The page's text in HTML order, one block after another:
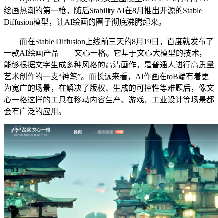
绘画热潮的第一枪，随后Stability AI在8月推出开源的Stable
Diffusion模型，让AI绘画的圈子彻底沸腾起来。
而在Stable Diffusion上线前三天的8月19日，百度就发布了
一款AI绘画产品——文心一格。它基于文心大模型的技术，
能够根据文字生成多种风格的高清画作，是普通人进行高质量
艺术创作的一支“神笔”。而长远来看，AI作画在toB端有着更
为宽广的场景，在解决了版权、生成的可控性等难题后，像文
心一格这样的工具在移动内容生产、游戏、工业设计等场景都
会有广泛的应用。